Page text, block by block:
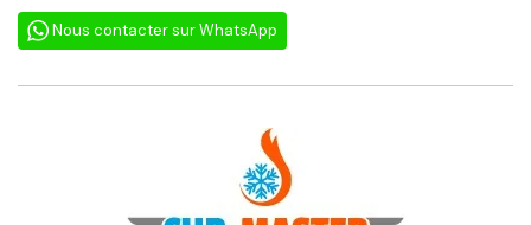
Nous contacter sur WhatsApp